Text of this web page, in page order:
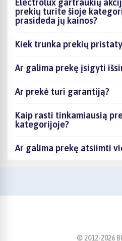
Electrolux gartraukių
prekių turite šioje
prasideda jų kainos?
Kiek trunka prekių
Ar galima prekę įsigyti
Ar prekė turi garantiją?
Kaip rasti tinkamiausią
kategorijoje?
Ar galima prekę atsiimti
© 2012-2026